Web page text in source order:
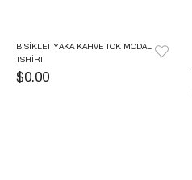
BISIKLET YAKA KAHVE TOK MODAL
TSHIRT
$0.00